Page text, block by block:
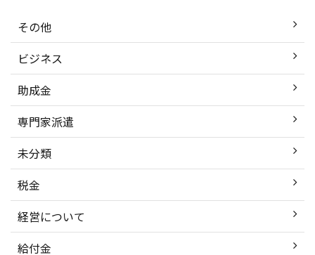
その他
ビジネス
助成金
専門家派遣
未分類
税金
経営について
給付金